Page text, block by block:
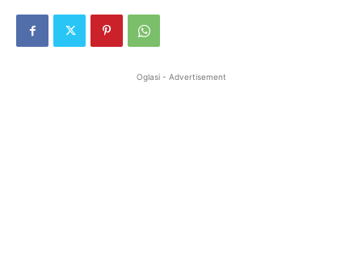
Oglasi - Advertisement